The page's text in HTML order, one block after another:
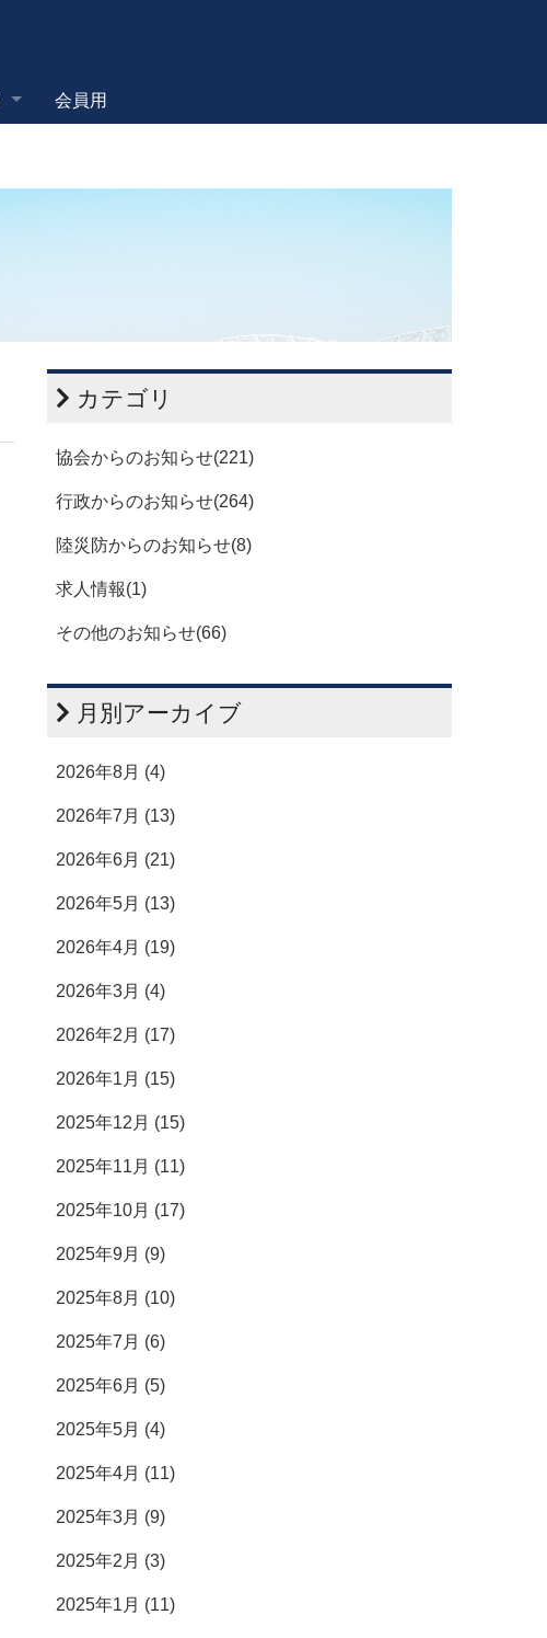
会員用
カテゴリ
協会からのお知らせ(221)
行政からのお知らせ(264)
陸災防からのお知らせ(8)
求人情報(1)
その他のお知らせ(66)
月別アーカイブ
2026年8月 (4)
2026年7月 (13)
2026年6月 (21)
2026年5月 (13)
2026年4月 (19)
2026年3月 (4)
2026年2月 (17)
2026年1月 (15)
2025年12月 (15)
2025年11月 (11)
2025年10月 (17)
2025年9月 (9)
2025年8月 (10)
2025年7月 (6)
2025年6月 (5)
2025年5月 (4)
2025年4月 (11)
2025年3月 (9)
2025年2月 (3)
2025年1月 (11)